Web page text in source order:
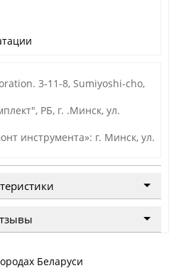
3-11-8, Sumiyoshi-cho,
РБ, г. .Минск, ул.
инструмента»: г. Минск, ул.
Беларуси